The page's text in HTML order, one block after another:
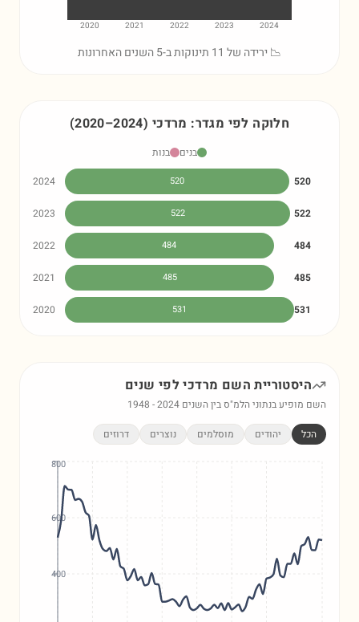
2024
2023
2022
2021
2020
📉 ירידה של 11 תינוקות ב-5 השנים האחרונות
חלוקה לפי מגדר: מרדכי (2020–2024)
בנים
בנות
2024
520 520
2023 522 522
2022 484 484
2021 485 485
2020 531 531
היסטוריית השם מרדכילפי שנים
השם מופיע בנתוני הלמ"ס בין השנים 1948 -2024
הכל יהודים מוסלמים נוצרים דרוזים
400
600
800